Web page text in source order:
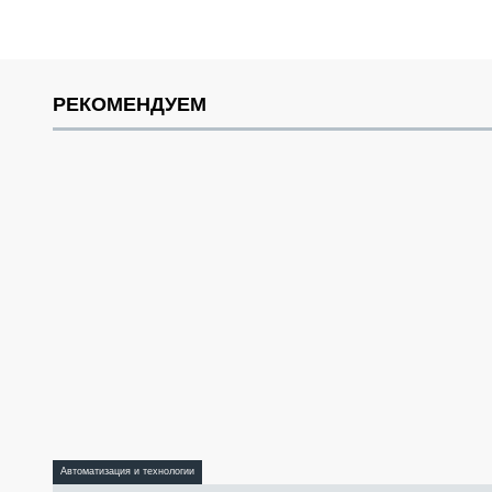
РЕКОМЕНДУЕМ
Автоматизация и технологии